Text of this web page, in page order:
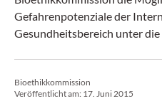
Gefahrenpotenziale der
Gesundheitsbereich unter die
Bioethikkommission
Veröffentlicht am: 17. Juni 2015